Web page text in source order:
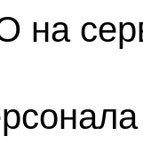
на